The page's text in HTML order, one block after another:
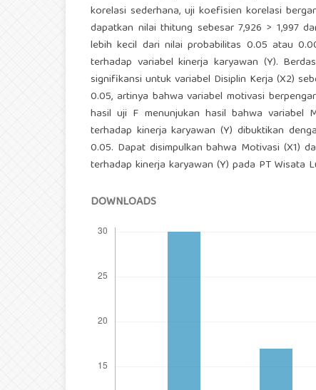
korelasi sederhana, uji koefisien korelasi
dapatkan nilai thitung sebesar 7,926 > 1,997
lebih kecil dari nilai probabilitas 0.05 atau
terhadap variabel kinerja karyawan (Y).
signifikansi untuk variabel Disiplin Kerja (X2)
0.05, artinya bahwa variabel motivasi
hasil uji F menunjukan hasil bahwa variabel
terhadap kinerja karyawan (Y) dibuktikan
0.05. Dapat disimpulkan bahwa Motivasi (X1)
terhadap kinerja karyawan (Y) pada PT Wisata
DOWNLOADS